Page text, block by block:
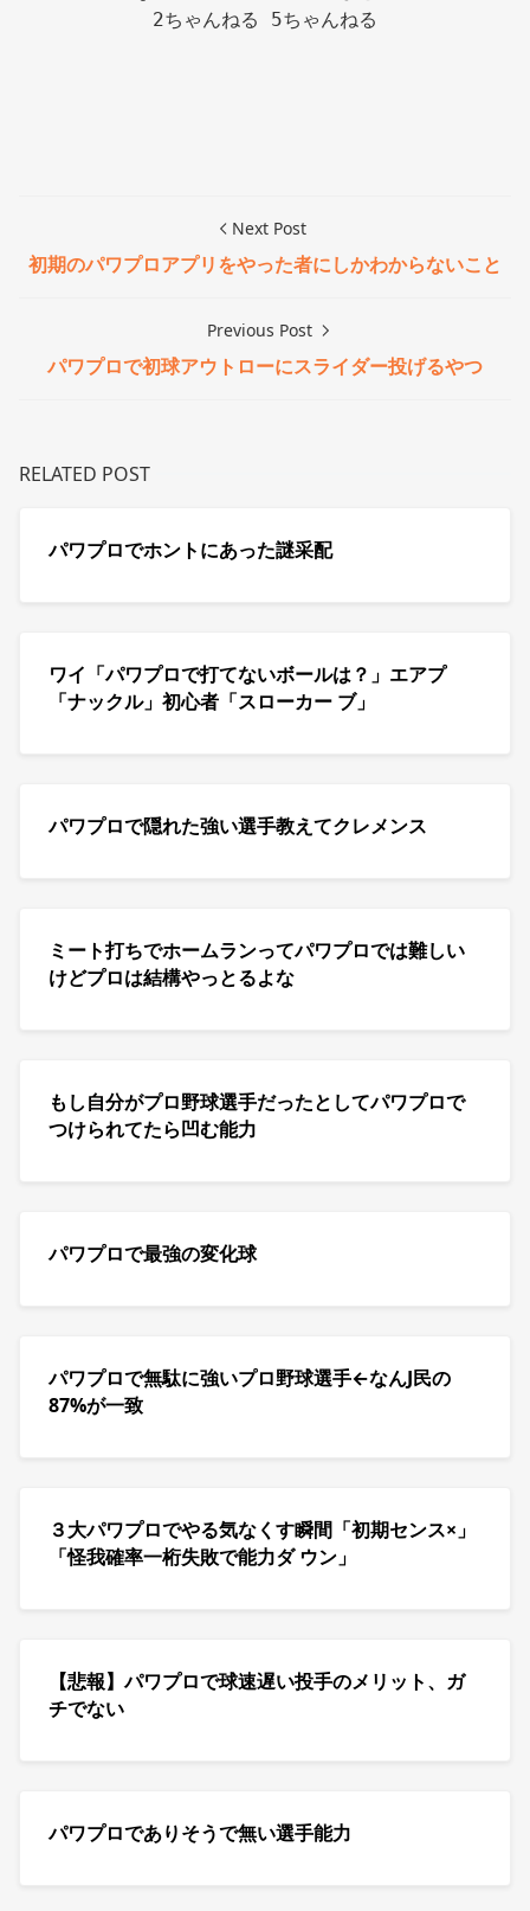
2ちゃんねる 5ちゃんねる
Next Post
初期のパワプロアプリをやった者にしかわからないこと
Previous Post
パワプロで初球アウトローにスライダー投げるやつ
RELATED POST
パワプロでホントにあった謎采配
ワイ「パワプロで打てないボールは？」エアプ
「ナックル」初心者「スローカー ブ」
パワプロで隠れた強い選手教えてクレメンス
ミート打ちでホームランってパワプロでは難しい
けどプロは結構やっとるよな
もし自分がプロ野球選手だったとしてパワプロで
つけられてたら凹む能力
パワプロで最強の変化球
パワプロで無駄に強いプロ野球選手←なんJ民の
87%が一致
３大パワプロでやる気なくす瞬間「初期センス×」
「怪我確率一桁失敗で能力ダ ウン」
【悲報】パワプロで球速遅い投手のメリット、ガ
チでない
パワプロでありそうで無い選手能力